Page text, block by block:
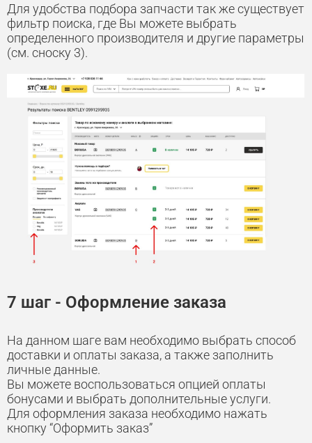
Для удобства подбора запчасти так же существует
фильтр поиска, где Вы можете выбрать
определенного производителя и другие параметры
(см. сноску 3).
7 шаг - Оформление заказа
На данном шаге вам необходимо выбрать способ
доставки и оплаты заказа, а также заполнить
личные данные.
Вы можете воспользоваться опцией оплаты
бонусами и выбрать дополнительные услуги.
Для оформления заказа необходимо нажать
кнопку “Оформить заказ”